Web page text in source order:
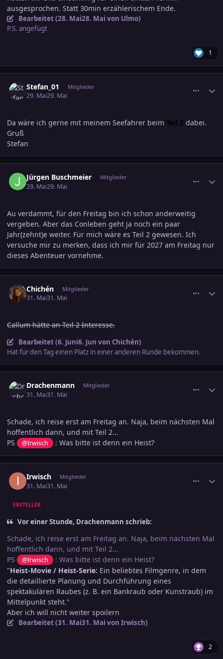
ausgesprochen. Statt 30min erzählerischem Ende.
Bearbeitet (28. Mai28. Mai von Ulmo)
P.S. angefügt
1
Stefan_01 Mitglieder
29. Mai29. Mai
Da wäre ich gerne mit meinem Seefahrer beim Teil 2 dabei.
Gruß
Stefan
Jürgen Buschmeier Mitglieder
29. Mai29. Mai
Au verdammt, für den Freitag bin ich schon anderweitig
vergeben. Aber das Conleben geht ja noch ein paar
Jahr(zehnt)e weiter. Für mich wäre es Teil 2 gewesen. Ich
versuche mir zu merken, dass ich mir für 2027 am Freitag nur
dieses Abenteuer vornehme.
Chichén Mitglieder
31. Mai31. Mai
Callum hätte anTeil 2Interesse.
Bearbeitet (6. Juni6. Jun von Chichén)
Hat für den Tag einen Platz in einer anderen Runde bekommen.
Drachenmann Mitglieder
31. Mai31. Mai
Schade, ich reise erst am Freitag an. Naja, beim nächsten Mal
hoffentlich dann, und mit Teil 2...
PS
@Irwisch : Was bitte ist denn ein Heist?
Irwisch Mitglieder
31. Mai31. Mai
ERSTELLER
Vor einer Stunde, Drachenmann schrieb:
Schade, ich reise erst am Freitag an. Naja, beim nächsten Mal
hoffentlich dann, und mit Teil 2...
PS
@Irwisch
: Was bitte ist denn ein Heist?
"Heist-Movie / Heist-Serie: Ein beliebtes Filmgenre, in dem
die detaillierte Planung und Durchführung eines
spektakulären Raubes (z. B. ein Bankraub oder Kunstraub) im
Mittelpunkt steht."
Aber ich will nicht weiter spoilern
Bearbeitet (31. Mai31. Mai von Irwisch)
2